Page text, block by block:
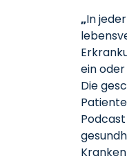
„In
ein
Die